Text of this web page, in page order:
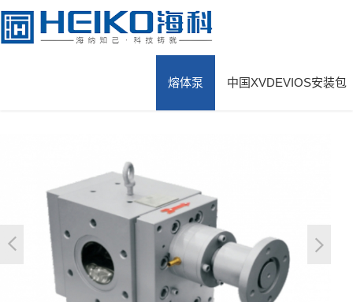
中国X站安装,中国XVDEVIOS安装包,中国X站下载安装,中国X站安装包
熔体泵 中国XVDEVIOS安装包
聚合物反应流程用熔体齿轮泵>MP-D管道增压泵
 